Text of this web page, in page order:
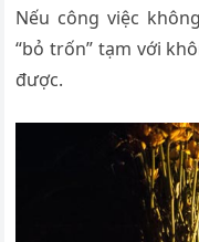
Nếu công việc
“bỏ trốn” tạm với
được.